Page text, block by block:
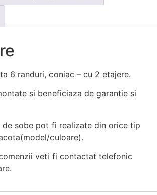
6 randuri, coniac – cu 2 etajere.
si beneficiaza de garantie si
de sobe pot fi realizate din orice tip
culoare).
veti fi contactat telefonic